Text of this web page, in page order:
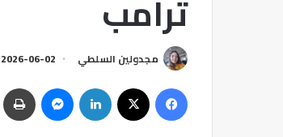
ترامب
مجدولين السلطي 2026-06-02